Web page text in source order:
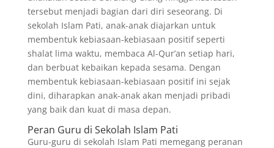
tersebut menjadi bagian dari diri seseorang. Di
sekolah Islam Pati, anak-anak diajarkan untuk
membentuk kebiasaan-kebiasaan positif seperti
shalat lima waktu, membaca Al-Qur’an setiap hari,
dan berbuat kebaikan kepada sesama. Dengan
membentuk kebiasaan-kebiasaan positif ini sejak
dini, diharapkan anak-anak akan menjadi pribadi
yang baik dan kuat di masa depan.
Peran Guru di Sekolah Islam Pati
Guru-guru di sekolah Islam Pati memegang peranan